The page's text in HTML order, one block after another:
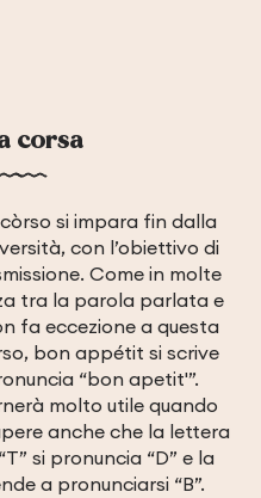
corsa
còrso si impara fin dalla
con l’obiettivo di
Come in molte
tra la parola parlata e
fa eccezione a questa
bon appétit si scrive
“bon apetit'”.
molto utile quando
anche che la lettera
si pronuncia “D” e la
a pronunciarsi “B”.